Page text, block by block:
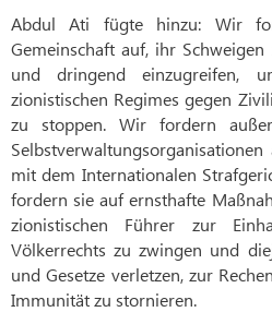
Abdul Ati fügte hinzu: Wir
Gemeinschaft auf, ihr
und dringend einzugreifen,
zionistischen Regimes gegen
zu stoppen. Wir fordern
mit dem Internationalen
fordern sie auf ernsthafte
zionistischen Führer zur
Völkerrechts zu zwingen und
und Gesetze verletzen, zur
Immunität zu stornieren.